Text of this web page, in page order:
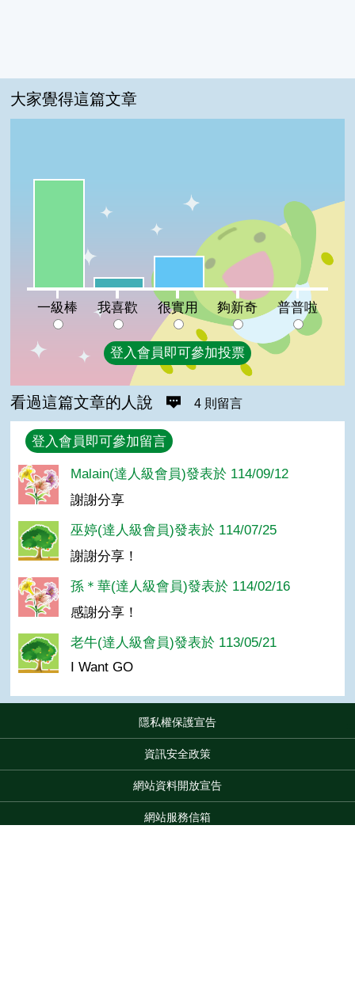
大家覺得這篇文章
我喜歡:7%
很實用:21%
夠新奇:0%普普啦:0%
一級棒 我喜歡 很實用 夠新奇 普普啦
登入會員即可參加投票
看過這篇文章的人說 4 則留言
回覆
登入會員即可參加留言
Malain(達人級會員)發表於 114/09/12
謝謝分享
巫婷(達人級會員)發表於 114/07/25
謝謝分享！
孫＊華(達人級會員)發表於 114/02/16
感謝分享！
老牛(達人級會員)發表於 113/05/21
I Want GO
隱私權保護宣告
資訊安全政策
網站資料開放宣告
網站服務信箱